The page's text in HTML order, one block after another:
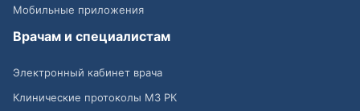
Мобильные приложения
Врачам и специалистам
Электронный кабинет врача
Клинические протоколы МЗ РК